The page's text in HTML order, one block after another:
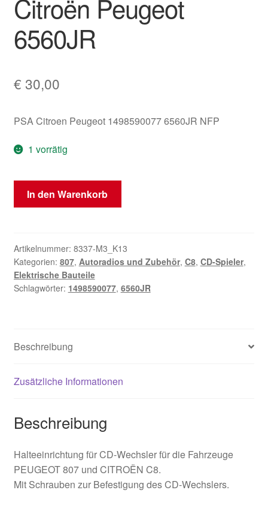
Citroën Peugeot
6560JR
€ 30,00
PSA Citroen Peugeot 1498590077 6560JR NFP
1 vorrätig
Halteeinrichtung
Clarion
Citroën
Peugeot
6560JR
In den Warenkorb
Artikelnummer: 8337-M3_K13
Kategorien: 807, Autoradios und Zubehör, C8, CD-Spieler,
Elektrische Bauteile
Schlagwörter: 1498590077, 6560JR
Beschreibung
Zusätzliche Informationen
Beschreibung
Halteeinrichtung für CD-Wechsler für die Fahrzeuge
PEUGEOT 807 und CITROËN C8.
Mit Schrauben zur Befestigung des CD-Wechslers.